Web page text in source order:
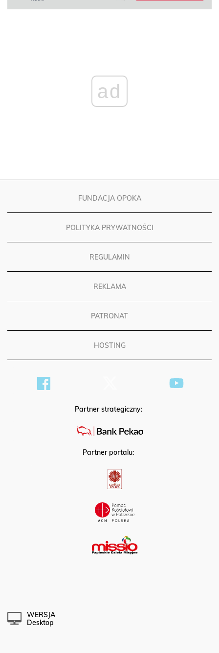
ad
FUNDACJA OPOKA
POLITYKA PRYWATNOŚCI
REGULAMIN
REKLAMA
PATRONAT
HOSTING
Partner strategiczny:
Partner portalu:
WERSJA
Desktop